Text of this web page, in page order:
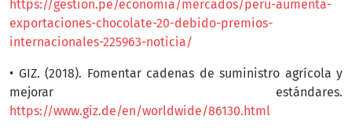
https://gestion.pe/economia/mercados/peru-aumenta-
exportaciones-chocolate-20-debido-premios-
internacionales-225963-noticia/
• GIZ. (2018). Fomentar cadenas de suministro agrícola y
mejorar estándares.
https://www.giz.de/en/worldwide/86130.html